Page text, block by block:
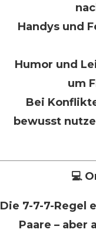
Handys und
Humor und
um
Bei
bewusst
💻
Die 7-7-7-Regel
Paare – aber